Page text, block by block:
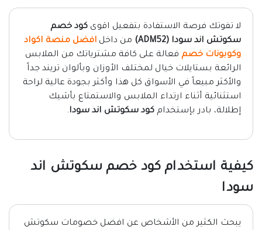
لا تفوتك فرصة الاستفادة بتفعيل اقوى كود خصم
سكوتش اند سودا (ADM52)
من داخل افضل منصة اكواد
وكوبونات خصم فعالة على كافة مشترياتك من الملابس
الرائعة بستايلات خيال لمختلف الأوزان وبألوان تريند جداً
والأكثر مبيعاً في الأسواق كل هذا وأكثر بجودة عالية لراحة
استثنائية أثناء ارتداء الملابس والاستمتاع بأشيك
إطلالة، بادر بإستخدام كود سكوتش اند سودا.
كيفية استخدام كود خصم سكوتش اند
سودا
يبحث الكثير من الأشخاص عن افضل خصومات سكوتش